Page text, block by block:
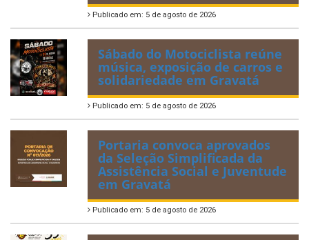
Publicado em: 5 de agosto de 2026
Sábado do Motociclista reúne
música, exposição de carros e
solidariedade em Gravatá
Publicado em: 5 de agosto de 2026
Portaria convoca aprovados
da Seleção Simplificada da
Assistência Social e Juventude
em Gravatá
Publicado em: 5 de agosto de 2026